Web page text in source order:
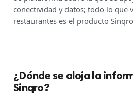
conectividad y datos; todo lo que
restaurantes es el producto
¿Dónde se aloja la
Sinqro?